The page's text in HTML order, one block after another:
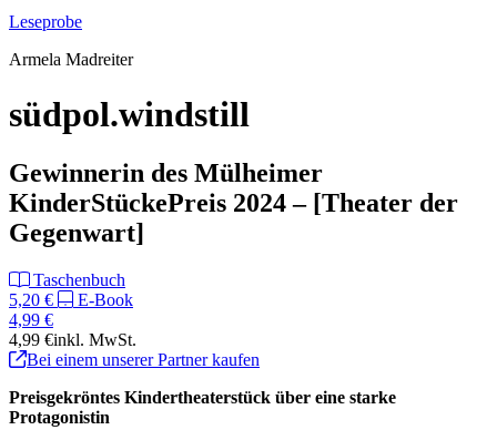
Leseprobe
Armela Madreiter
südpol.windstill
Gewinnerin des Mülheimer
KinderStückePreis 2024 – [Theater der
Gegenwart]
Taschenbuch
5,20 €
E-Book
4,99 €
4,99 €inkl. MwSt.
Bei einem unserer Partner kaufen
Preisgekröntes Kindertheaterstück über eine starke
Protagonistin